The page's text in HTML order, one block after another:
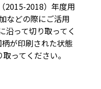
2015-2018）年度用
などの際にご活用
沿って切り取ってく
が印刷された状態
ってください。